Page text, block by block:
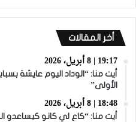
أخر المقالات
19:17 | 8 أبريل، 2026
الأولى”
18:48 | 8 أبريل، 2026
أيت منا: “كاع لي كانو كيساعدو